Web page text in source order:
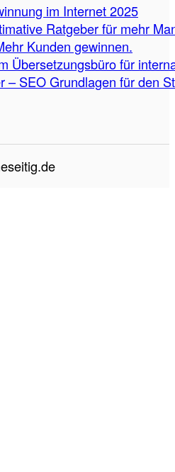
im Internet 2025
Ratgeber für mehr
Kunden gewinnen.
Übersetzungsbüro für
– SEO Grundlagen für den